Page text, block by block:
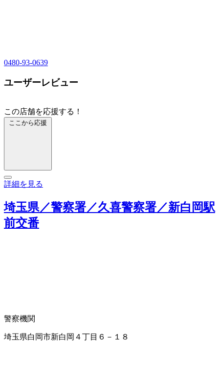
0480-93-0639
ユーザーレビュー
この店舗を応援する！
ここから応援
詳細を見る
埼玉県／警察署／久喜警察署／新白岡駅
前交番
警察機関
埼玉県白岡市新白岡４丁目６－１８